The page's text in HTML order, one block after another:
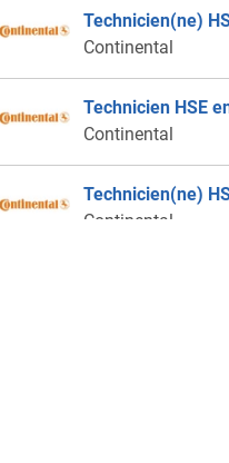
Technicien(ne)
Continental
Technicien HSE
Continental
Technicien(ne)
Continental